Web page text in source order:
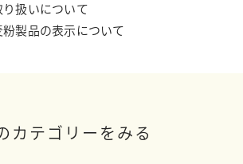
扱いについて
製品の表示について
カテゴリーをみる